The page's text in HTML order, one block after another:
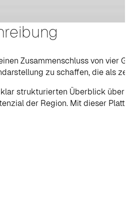
Zusammenschluss von
zu schaffen, die als
strukturierten Überblick
der Region. Mit dieser